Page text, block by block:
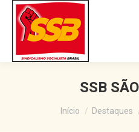
SSB
Você está aqui:
Início Destaques